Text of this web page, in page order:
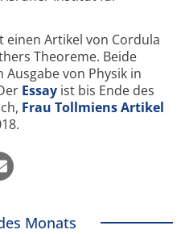
einen Artikel von Cordula
Theoreme. Beide
von Physik in
Essay ist bis Ende des
Frau Tollmiens Artikel
Monats